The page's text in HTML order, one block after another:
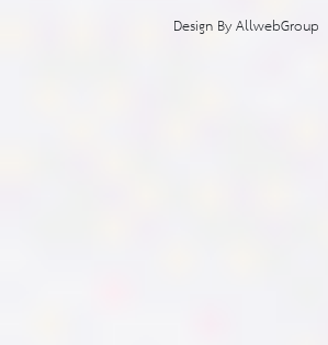
Design ByAllwebGroup